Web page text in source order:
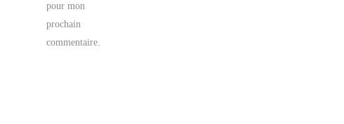
pour mon
prochain
commentaire.